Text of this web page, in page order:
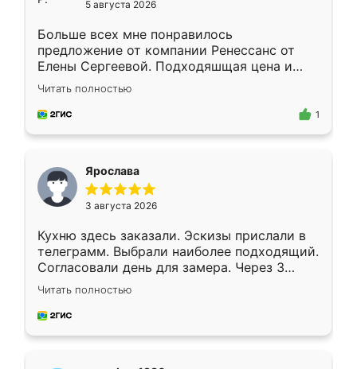
5 августа 2026
Больше всех мне понравилось
предложение от компании Ренессанс от
Елены Сергеевой. Подходяшщая цена и
короткие сроки изготовления. Приехавший
для замера сотрудник Владислав
предложил по моему эскизу самый
Читать полностью
1
Ярослава
3 августа 2026
Кухню здесь заказали. Эскизы прислали в
телеграмм. Выбрали наиболее подходящий.
Согласовали день для замера. Через 3
недели кухня была уже готова. Остались
довольны работой. Спасибо Ренессанс
мебель за качественную работу!
Читать полностью